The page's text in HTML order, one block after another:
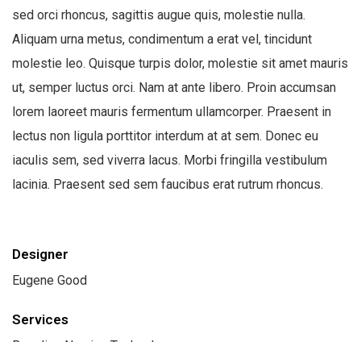
sed orci rhoncus, sagittis augue quis, molestie nulla.
Aliquam urna metus, condimentum a erat vel, tincidunt
molestie leo. Quisque turpis dolor, molestie sit amet mauris
ut, semper luctus orci. Nam at ante libero. Proin accumsan
lorem laoreet mauris fermentum ullamcorper. Praesent in
lectus non ligula porttitor interdum at at sem. Donec eu
iaculis sem, sed viverra lacus. Morbi fringilla vestibulum
lacinia. Praesent sed sem faucibus erat rutrum rhoncus.
Designer
Eugene Good
Services